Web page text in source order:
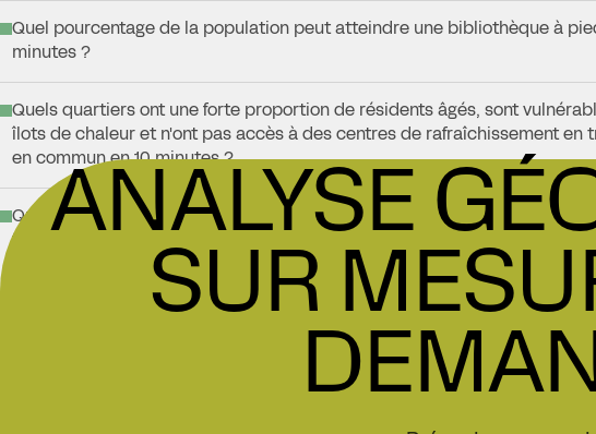
Quel pourcentage de la population peut atteindre une bibliothèque à
minutes ?
Quels quartiers ont une forte proportion de résidents âgés, sont
îlots de chaleur et n'ont pas accès à des centres de rafraîchissement en
en commun en 10 minutes ?
Quelle proportion d'un groupe démographique donné (enfants, aînés,
faible revenu) peut atteindre un service essentiel dans un temps imparti,
exemple une école primaire à pied ou un CLSC en transport en commun
ANALYSE
SUR